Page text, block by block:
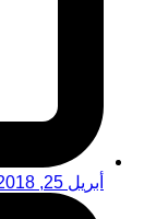
أبريل 25, 2018